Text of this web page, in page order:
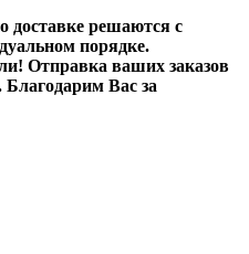
доставке решаются с
порядке.
Отправка ваших заказов
Благодарим Вас за